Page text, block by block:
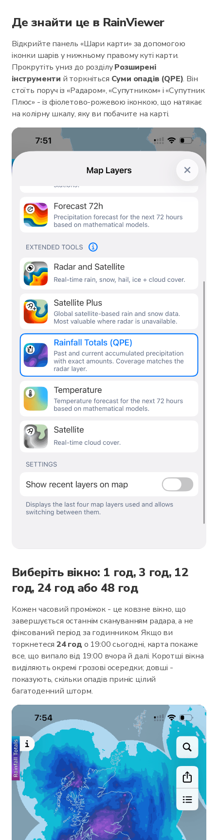
Де знайти це в RainViewer
Відкрийте панель «Шари карти» за допомогою
іконки шарів у нижньому правому куті карти.
Прокрутіть униз до розділуРозширені
інструменти й торкніться Суми опадів (QPE). Він
стоїть поруч із «Радаром», «Супутником» і «Супутник
Плюс» - із фіолетово-рожевою іконкою, що натякає
на колірну шкалу, яку ви побачите на карті.
Виберіть вікно: 1 год, 3 год, 12
год, 24 год або 48 год
Кожен часовий проміжок - це ковзне вікно, що
завершується останнім скануванням радара, а не
фіксований період за годинником. Якщо ви
торкнетеся24 год о 19:00 сьогодні, карта покаже
все, що випало від 19:00 вчора й далі. Коротші вікна
виділяють окремі грозові осередки; довші -
показують, скільки опадів приніс цілий
багатоденний шторм.